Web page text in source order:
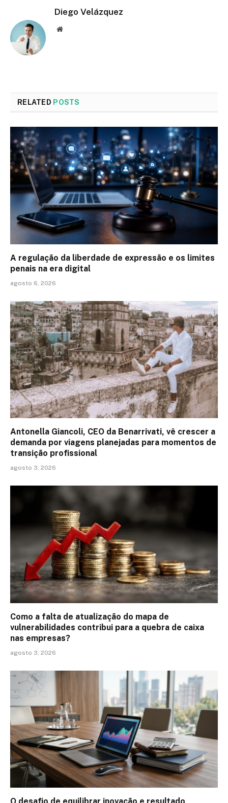
Diego Velázquez
Website
RELATED POSTS
A regulação da liberdade de expressão e os limites
penais na era digital
agosto 6, 2026
Antonella Giancoli, CEO da Benarrivati, vê crescer a
demanda por viagens planejadas para momentos de
transição profissional
agosto 3, 2026
Como a falta de atualização do mapa de
vulnerabilidades contribui para a quebra de caixa
nas empresas?
agosto 3, 2026